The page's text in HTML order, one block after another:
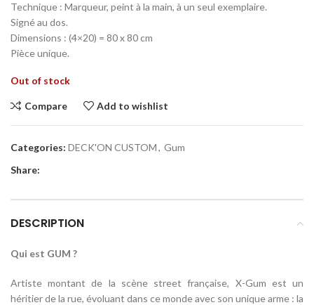
Technique : Marqueur, peint à la main, à un seul exemplaire.
Signé au dos.
Dimensions : (4×20) = 80 x 80 cm
Pièce unique.
Out of stock
Compare Add to wishlist
Categories: DECK'ON CUSTOM, Gum
Share:
DESCRIPTION
Qui est GUM ?
Artiste montant de la scène street française, X-Gum est un
héritier de la rue, évoluant dans ce monde avec son unique arme : la